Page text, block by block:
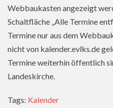
Webbaukasten angezeigt
Schaltfläche „Alle Termine
Termine nur aus dem
nicht von kalender.evlks.de
Termine weiterhin öffentlich
Landeskirche.
Tags: Kalender